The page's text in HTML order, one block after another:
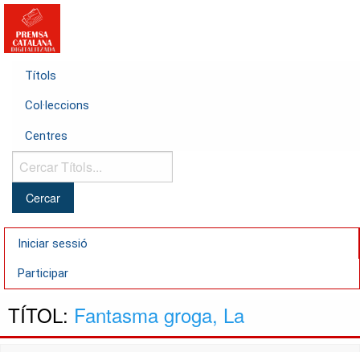
Títols
Col·leccions
Centres
Cercar
Títols...
Iniciar sessió
Participar
TÍTOL: Fantasma groga, La